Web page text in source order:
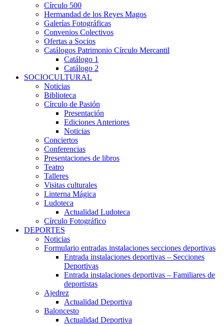
Círculo 500
Hermandad de los Reyes Magos
Galerías Fotográficas
Convenios Colectivos
Ofertas a Socios
Catálogos Patrimonio Círculo Mercantil
Catálogo 1
Catálogo 2
SOCIOCULTURAL
Noticias
Biblioteca
Círculo de Pasión
Presentación
Ediciones Anteriores
Noticias
Conciertos
Conferencias
Presentaciones de libros
Teatro
Talleres
Visitas culturales
Linterna Mágica
Ludoteca
Actualidad Ludoteca
Círculo Fotográfico
DEPORTES
Noticias
Formulario entradas instalaciones secciones deportivas
Entrada instalaciones deportivas – Secciones
Deportivas
Entrada instalaciones deportivas – Familiares de
deportistas
Ajedrez
Actualidad Deportiva
Baloncesto
Actualidad Deportiva